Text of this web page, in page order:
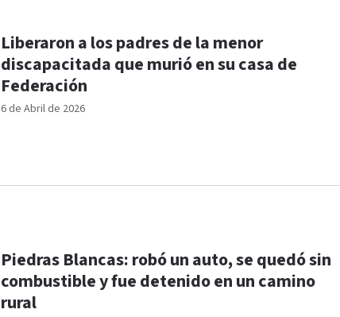
6 de Abril de 2026
Liberaron a los padres de la menor
discapacitada que murió en su casa de
Federación
Piedras Blancas: robó un auto, se quedó sin
combustible y fue detenido en un camino
rural